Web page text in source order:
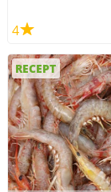
4
RECEPT